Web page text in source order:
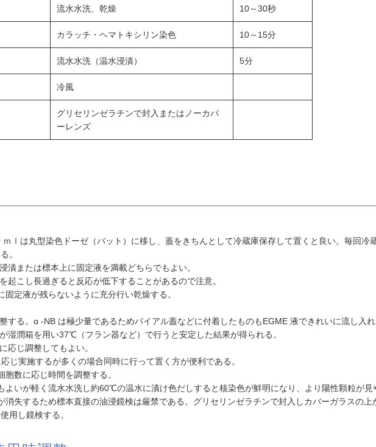
流水水洗、乾燥 10～30秒
カラッチ・ヘマトキシリン染色 10～15分
流水水洗（温水浸漬） 5分
冷風
グリセリンゼラチンで封入またはノーカバ
ーレンズ
ｌは丸型染色ドーゼ（バット）に移し、蓋をきちんとして冷蔵庫保存して置くと良い。毎回冷
。
漬または標本上に固定液を満載どちらでもよい。
起こし長過ぎると反応が低下することがあるので注意。
定液が残らないように充分行い乾燥する。
する。α -NB は極少量であるためバイアル蓋などに付着したものもEGME 液できれいに流し入
湿潤箱を用い37℃（フラン器など）で行うと安定した結果が得られる。
応じ調整してもよい。
じ実施するが多くの場合同時に行って置く方が便利である。
数に応じ時間を調整する。
よいが軽く流水水洗し約60℃の温水に漬け色だしすると核染色が鮮明になり、より陽性顆粒が見
消失するため標本直接の油浸鏡検は厳禁である。グリセリンゼラチンで封入しカバーガラスの上
用し鏡検する。